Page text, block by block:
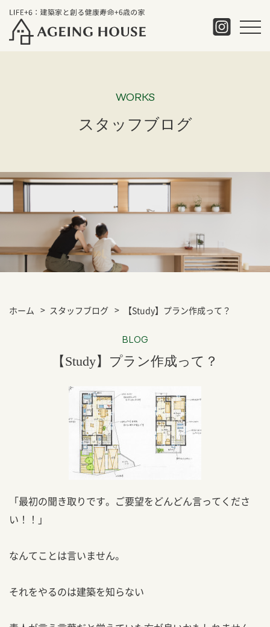
WORKS
スタッフブログ
ホーム スタッフブログ 【Study】プラン作成って？
BLOG
【Study】プラン作成って？
「最初の聞き取りです。ご要望をどんどん言ってくださ
い！！」
なんてことは言いません。
それをやるのは建築を知らない